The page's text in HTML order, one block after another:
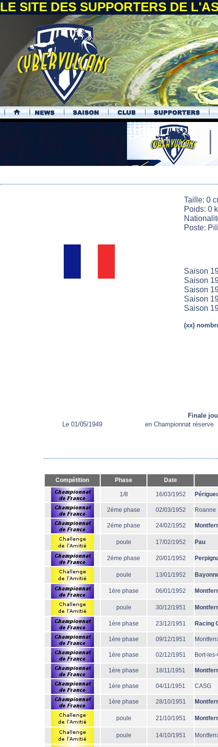
LE SITE DES SUPPORTERS DE
.
Taille: 0
Poids: 0
Poste:
Saison
Saison
Saison
Saison
Saison
(xx)
Finale
Le 01/05/1949
en Championnat réserve
Compétition Phase Date
1/8 16/03/1952
2éme phase 02/03/1952 Roanne
2éme phase 24/02/1952
poule 17/02/1952 Pau
2éme phase 20/01/1952
poule 13/01/1952
1ère phase 06/01/1952
poule 30/12/1951
1ère phase 23/12/1951 Racing
1ère phase 09/12/1951
1ère phase 02/12/1951 Bort-
1ère phase 18/11/1951
1ère phase 04/11/1951 CASG
1ère phase 28/10/1951
poule 21/10/1951
poule 14/10/1951